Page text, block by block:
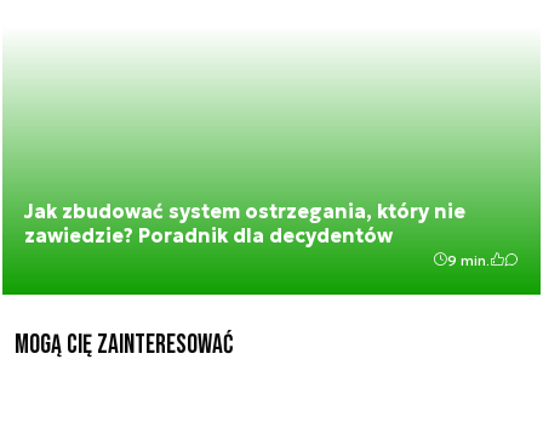
Jak zbudować system ostrzegania, który nie
zawiedzie? Poradnik dla decydentów
9 min.
Mogą Cię zainteresować